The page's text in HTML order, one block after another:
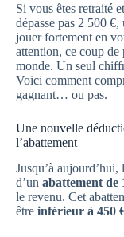
Si vous êtes retraité
dépasse pas 2 500
jouer fortement en
attention, ce coup de
monde. Un seul
Voici comment
gagnant… ou pas.
Une nouvelle
l’abattement
Jusqu’à
d’un abattement de
le revenu. Cet
être inférieur à 450